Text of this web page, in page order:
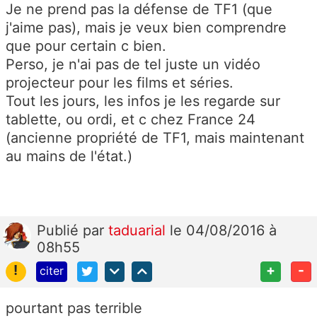
Je ne prend pas la défense de TF1 (que
j'aime pas), mais je veux bien comprendre
que pour certain c bien.
Perso, je n'ai pas de tel juste un vidéo
projecteur pour les films et séries.
Tout les jours, les infos je les regarde sur
tablette, ou ordi, et c chez France 24
(ancienne propriété de TF1, mais maintenant
au mains de l'état.)
Publié par taduarial le 04/08/2016 à
08h55
!
citer + -
pourtant pas terrible